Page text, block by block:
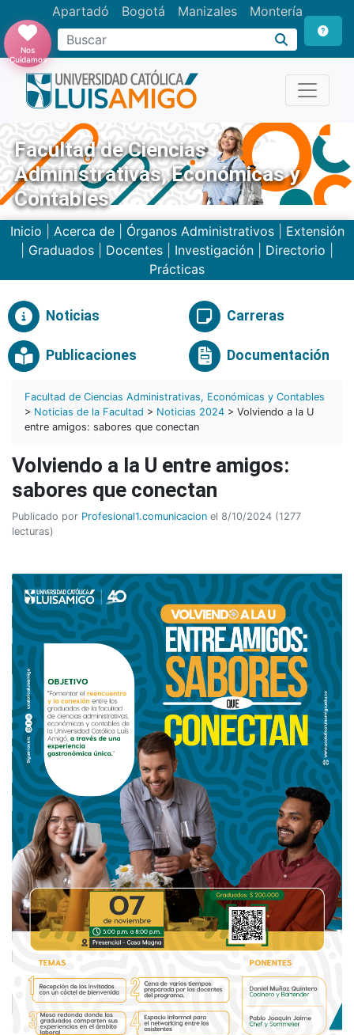
Apartadó Bogotá Manizales Montería
Buscar
Nos
Cuidamos
Facultad de Ciencias
Administrativas, Económicas y
Contables
Inicio Acerca de| Órganos Administrativos| Extensión
Graduados Docentes Investigación Directorio
Prácticas
Noticias Carreras
Publicaciones Documentación
Facultad de Ciencias Administrativas, Económicas y Contables
> Noticias de la Facultad > Noticias 2024 > Volviendo a la U
entre amigos: sabores que conectan
Volviendo a la U entre amigos:
sabores que conectan
Publicado por Profesional1.comunicacion el 8/10/2024 (1277
lecturas)